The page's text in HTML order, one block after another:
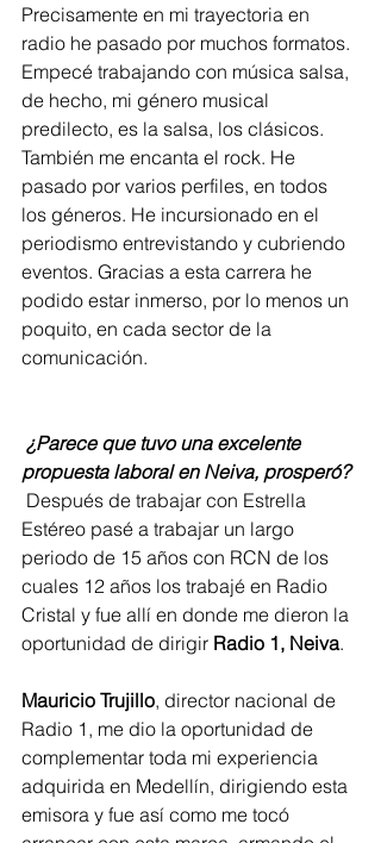
Precisamente en mi trayectoria en
radio he pasado por muchos formatos.
Empecé trabajando con música salsa,
de hecho, mi género musical
predilecto, es la salsa, los clásicos.
También me encanta el rock. He
pasado por varios perfiles, en todos
los géneros. He incursionado en el
periodismo entrevistando y cubriendo
eventos. Gracias a esta carrera he
podido estar inmerso, por lo menos un
poquito, en cada sector de la
comunicación.
¿Parece que tuvo una excelente
propuesta laboral en Neiva, prosperó?
Estéreo pasé a trabajar un largo
periodo de 15 años con RCN de los
cuales 12 años los trabajé en Radio
Cristal y fue allí en donde me dieron la
oportunidad de dirigir Radio 1, Neiva.
Mauricio Trujillo, director nacional de
Radio 1, me dio la oportunidad de
complementar toda mi experiencia
adquirida en Medellín, dirigiendo esta
emisora y fue así como me tocó